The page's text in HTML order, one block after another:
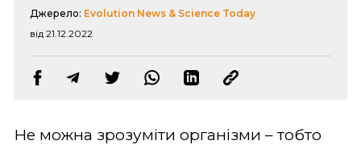
Джерело: Evolution News & Science Today
від 21.12.2022
Не можна зрозуміти організми – тобто